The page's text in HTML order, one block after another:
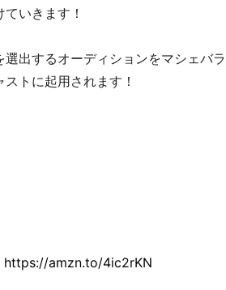
いきます！
出するオーディションをマシェバラ
トに起用されます！
https://amzn.to/4ic2rKN